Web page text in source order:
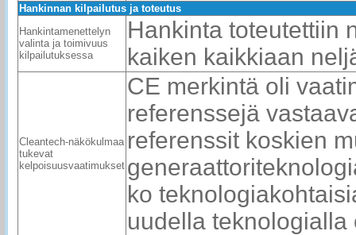
Hankinnan kilpailutus ja toteutus
Hankintamenettelyn
valinta ja toimivuus
kilpailutuksessa
Hankinta toteutettiin
kaiken kaikkiaan
Cleantech-näkökulmaa
tukevat
kelpoisuusvaatimukset
CE merkintä oli
referenssejä
referenssit koskien
ko
uudella